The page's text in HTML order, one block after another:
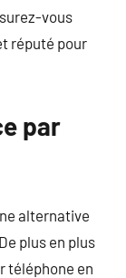
vous
réputé pour
par
alternative
plus en plus
téléphone en